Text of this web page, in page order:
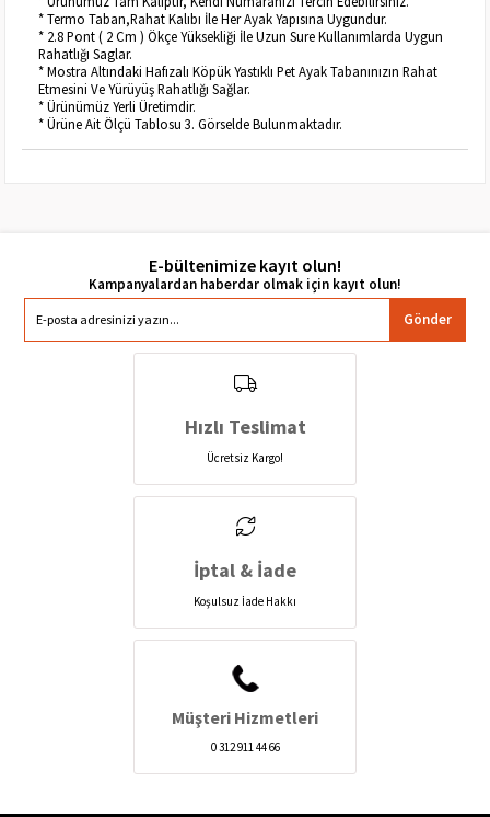
* Termo Taban,Rahat Kalıbı İle Her Ayak Yapısına Uygundur.
* 2.8 Pont ( 2 Cm ) Ökçe Yüksekliği İle Uzun Sure Kullanımlarda Uygun
Rahatlığı Saglar.
* Mostra Altındaki Hafızalı Köpük Yastıklı Pet Ayak Tabanınızın Rahat
Etmesini Ve Yürüyüş Rahatlığı Sağlar.
* Ürünümüz Yerli Üretimdir.
* Ürüne Ait Ölçü Tablosu 3. Görselde Bulunmaktadır.
E-bültenimize kayıt olun!
Gönder
Hızlı Teslimat
Ücretsiz Kargo!
İptal & İade
Koşulsuz İade Hakkı
Müşteri Hizmetleri
0 312 911 44 66